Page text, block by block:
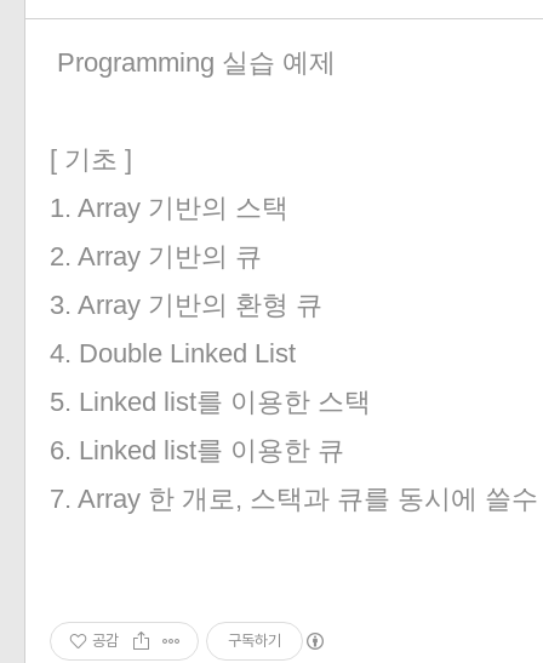
Programming 실습 예제
[ 기초 ]
1. Array 기반의 스택
2. Array 기반의 큐
3. Array 기반의 환형 큐
4. Double Linked List
5. Linked list를 이용한 스택
6. Linked list를 이용한 큐
7. Array 한 개로, 스택과 큐를 동시에 쓸
공감 구독하기